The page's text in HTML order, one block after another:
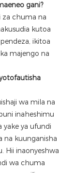
gani?
za chuma na
kutoa
ikitoa
majengo na
wa mila na
inaheshimu
ya ufundi
kuunganisha
Hii inaonyeshwa
wa chuma